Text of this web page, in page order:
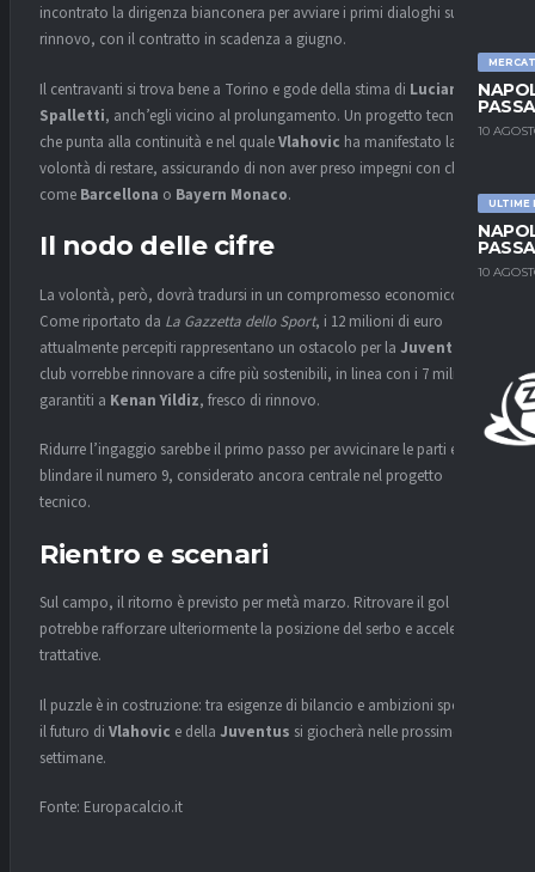
10
ULTIME
10
incontrato la dirigenza bianconera per avviare i primi dialoghi sul
rinnovo, con il contratto in scadenza a giugno.
Il centravanti si trova bene a Torino e gode della stima di Luciano
Spalletti, anch’egli vicino al prolungamento. Un progetto tecnico
che punta alla continuità e nel qualeVlahovic ha manifestato la
volontà di restare, assicurando di non aver preso impegni con club
come Barcellona o Bayern Monaco.
Il nodo delle cifre
La volontà, però, dovrà tradursi in un compromesso economico.
Come riportato da La Gazzetta dello Sport, i 12 milioni di euro
attualmente percepiti rappresentano un ostacolo per la Juventus
club vorrebbe rinnovare a cifre più sostenibili, in linea con i 7 milioni
garantiti a Kenan Yildiz, fresco di rinnovo.
Ridurre l’ingaggio sarebbe il primo passo per avvicinare le parti e
blindare il numero 9, considerato ancora centrale nel progetto
tecnico.
Rientro e scenari
Sul campo, il ritorno è previsto per metà marzo. Ritrovare il gol
potrebbe rafforzare ulteriormente la posizione del serbo e accelerare le
trattative.
Il puzzle è in costruzione: tra esigenze di bilancio e ambizioni sportive,
il futuro di Vlahovic e della Juventus si giocherà nelle prossime
settimane.
Fonte: Europacalcio.it